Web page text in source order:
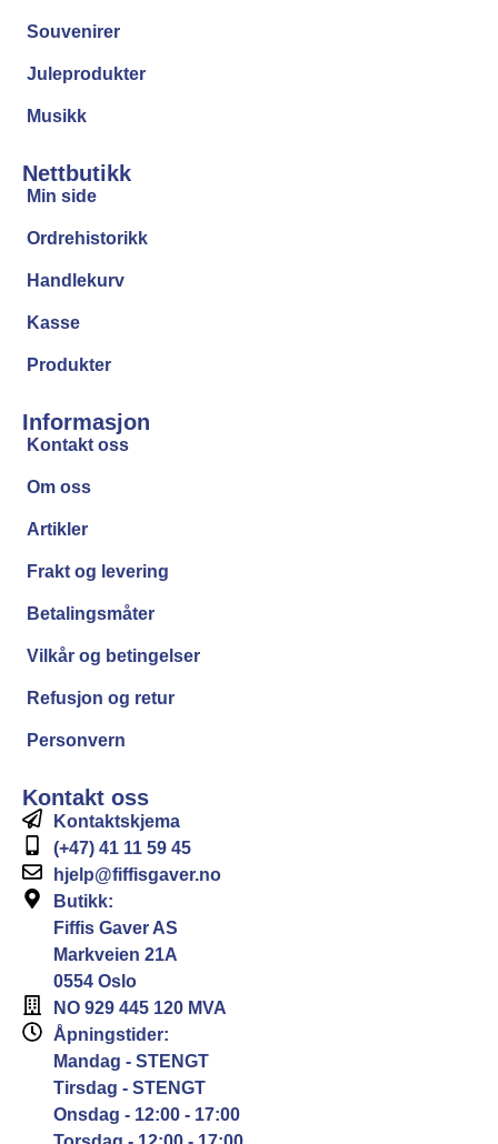
Souvenirer
Juleprodukter
Musikk
Nettbutikk
Min side
Ordrehistorikk
Handlekurv
Kasse
Produkter
Informasjon
Kontakt oss
Om oss
Artikler
Frakt og levering
Betalingsmåter
Vilkår og betingelser
Refusjon og retur
Personvern
Kontakt oss
Kontaktskjema
(+47) 41 11 59 45
hjelp@fiffisgaver.no
Butikk:
Fiffis Gaver AS
Markveien 21A
0554 Oslo
NO 929 445 120 MVA
Åpningstider:
Mandag - STENGT
Tirsdag - STENGT
Onsdag - 12:00 - 17:00